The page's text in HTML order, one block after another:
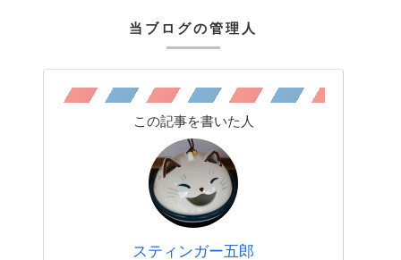
当ブログの管理人
この記事を書いた人
スティンガー五郎